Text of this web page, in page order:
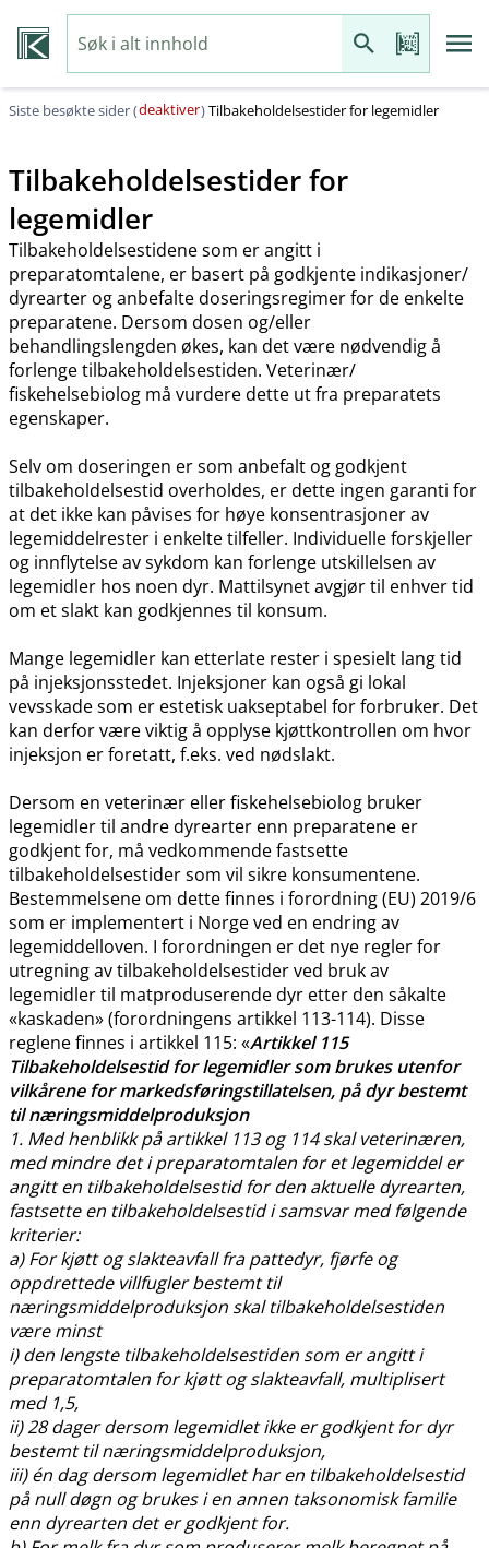
Siste besøkte sider (deaktiver)Tilbakeholdelsestider for legemidler
Tilbakeholdelsestider for
legemidler
Tilbakeholdelsestidene som er angitt i
preparatomtalene, er basert på godkjente indikasjoner​/​
dyrearter og anbefalte doseringsregimer for de enkelte
preparatene. Dersom dosen og​/​eller
behandlingslengden økes, kan det være nødvendig å
forlenge tilbakeholdelsestiden. Veterinær​/​
fiskehelsebiolog må vurdere dette ut fra preparatets
egenskaper.
Selv om doseringen er som anbefalt og godkjent
tilbakeholdelsestid overholdes, er dette ingen garanti for
at det ikke kan påvises for høye konsentrasjoner av
legemiddelrester i enkelte tilfeller. Individuelle forskjeller
og innflytelse av sykdom kan forlenge utskillelsen av
legemidler hos noen dyr. Mattilsynet avgjør til enhver tid
om et slakt kan godkjennes til konsum.
Mange legemidler kan etterlate rester i spesielt lang tid
på injeksjonsstedet. Injeksjoner kan også gi lokal
vevsskade som er estetisk uakseptabel for forbruker. Det
kan derfor være viktig å opplyse kjøttkontrollen om hvor
injeksjon er foretatt, f.eks. ved nødslakt.
Dersom en veterinær eller fiskehelsebiolog bruker
legemidler til andre dyrearter enn preparatene er
godkjent for, må vedkommende fastsette
tilbakeholdelsestider som vil sikre konsumentene.
Bestemmelsene om dette finnes i forordning (EU) 2019/6
som er implementert i Norge ved en endring av
legemiddelloven. I forordningen er det nye regler for
utregning av tilbakeholdelsestider ved bruk av
legemidler til matproduserende dyr etter den såkalte
«kaskaden» (forordningens artikkel 113-114). Disse
reglene finnes i artikkel 115: «Artikkel 115
Tilbakeholdelsestid for legemidler som brukes utenfor
vilkårene for markedsføringstillatelsen, på dyr bestemt
til næringsmiddelproduksjon
1. Med henblikk på artikkel 113 og 114 skal veterinæren,
med mindre det i preparatomtalen for et legemiddel er
angitt en tilbakeholdelsestid for den aktuelle dyrearten,
fastsette en tilbakeholdelsestid i samsvar med følgende
kriterier:
a) For kjøtt og slakteavfall fra pattedyr, fjørfe og
oppdrettede villfugler bestemt til
næringsmiddelproduksjon skal tilbakeholdelsestiden
være minst
i) den lengste tilbakeholdelsestiden som er angitt i
preparatomtalen for kjøtt og slakteavfall, multiplisert
med 1,5,
ii) 28 dager dersom legemidlet ikke er godkjent for dyr
bestemt til næringsmiddelproduksjon,
iii) én dag dersom legemidlet har en tilbakeholdelsestid
på null døgn og brukes i en annen taksonomisk familie
enn dyrearten det er godkjent for.